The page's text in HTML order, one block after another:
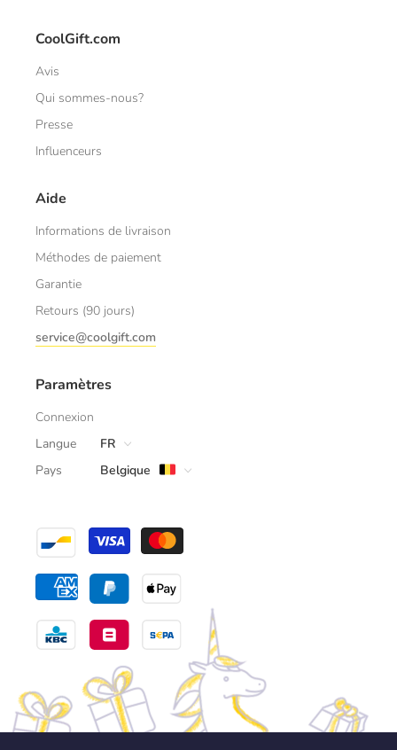
CoolGift.com
Avis
Qui sommes-nous?
Presse
Influenceurs
Aide
Informations de livraison
Méthodes de paiement
Garantie
Retours (90 jours)
service@coolgift.com
Paramètres
Connexion
Langue
FR
Pays
Belgique